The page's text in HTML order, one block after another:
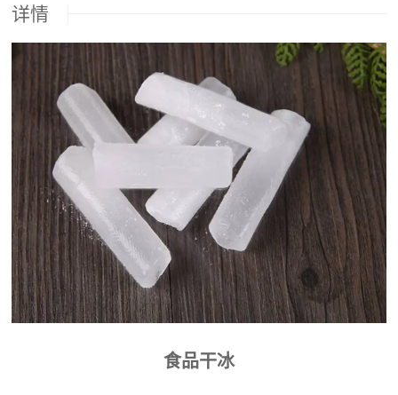
详情
食品干冰